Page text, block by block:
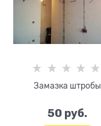
Замазка штробы
50 руб.